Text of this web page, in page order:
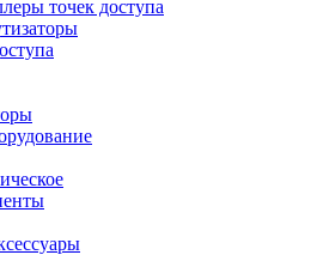
точек доступа